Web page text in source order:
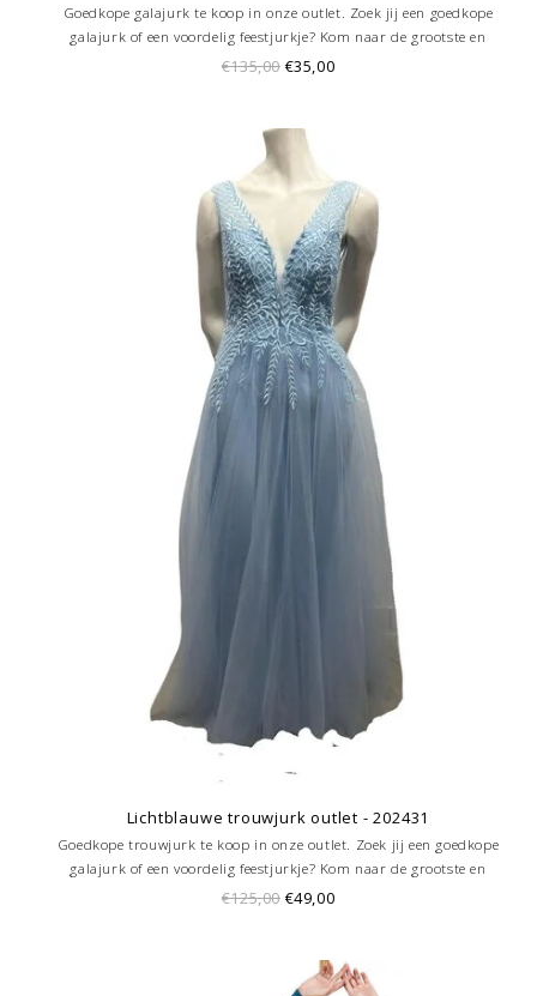
Goedkope galajurk te koop in onze outlet. Zoek jij een goedkope
galajurk of een voordelig feestjurkje? Kom naar de grootste en
goedkoopste galajurken outlet in de regio Amersfoort. Altijd voordelig!
€135,00 €35,00
Lichtblauwe trouwjurk outlet - 202431
Goedkope trouwjurk te koop in onze outlet. Zoek jij een goedkope
galajurk of een voordelig feestjurkje? Kom naar de grootste en
goedkoopste galajurken outlet in de regio Amersfoort. Altijd voordelig!
€125,00 €49,00